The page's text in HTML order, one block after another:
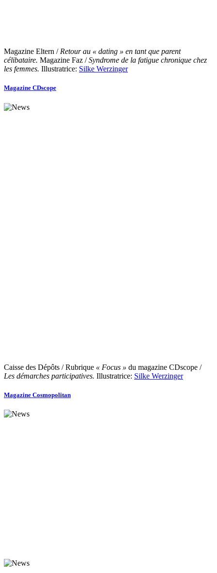
Magazine Eltern / Retour au « dating » en tant que parent
célibataire. Magazine Faz /Syndrome de la fatigue chronique chez
les femmes. Illustratrice: Silke Werzinger
Magazine CDscope
Caisse des Dépôts / Rubrique « Focus » du magazine CDscope /
Les démarches participatives. Illustratrice: Silke Werzinger
Magazine Cosmopolitan